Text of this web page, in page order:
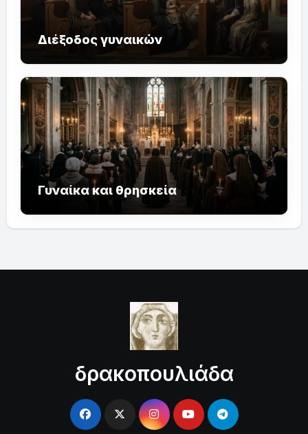
Διέξοδος γυναικών
Γυναίκα και θρησκεία
δρακοπουλιάδα